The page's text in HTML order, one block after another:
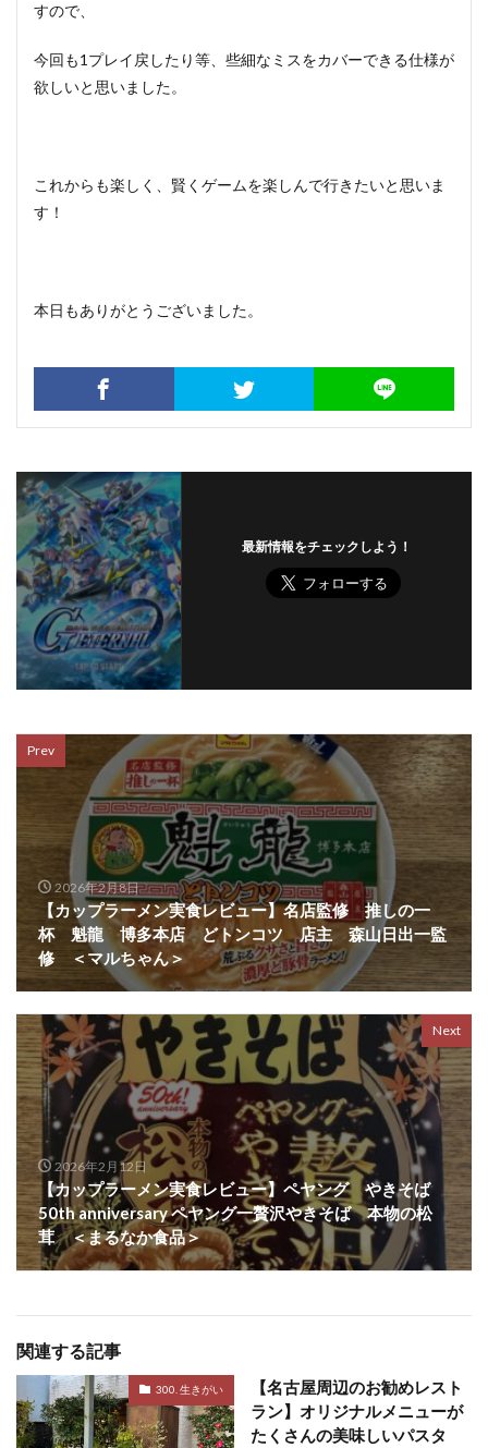
すので、
今回も1プレイ戻したり等、些細なミスをカバーできる仕様が
欲しいと思いました。
これからも楽しく、賢くゲームを楽しんで行きたいと思いま
す！
本日もありがとうございました。
最新情報をチェックしよう！
Prev
2026年2月8日
【カップラーメン実食レビュー】名店監修 推しの一
杯 魁龍 博多本店 どトンコツ 店主 森山日出一監
修 ＜マルちゃん＞
Next
2026年2月12日
【カップラーメン実食レビュー】ペヤング やきそば
50th anniversary ペヤング一贅沢やきそば 本物の松
茸 ＜まるなか食品＞
関連する記事
300. 生きがい
【名古屋周辺のお勧めレスト
ラン】オリジナルメニューが
たくさんの美味しいパスタ